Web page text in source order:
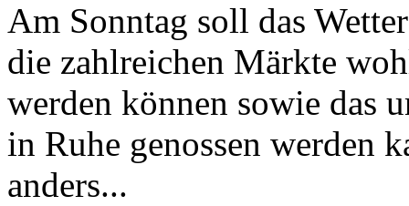
Am Sonntag soll das
die zahlreichen Märkte
werden können sowie das
in Ruhe genossen werden
anders...